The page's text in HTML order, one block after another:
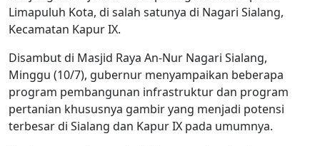
Limapuluh Kota, di salah satunya di Nagari Sialang,
Kecamatan Kapur IX.
Disambut di Masjid Raya An-Nur Nagari Sialang,
Minggu (10/7), gubernur menyampaikan beberapa
program pembangunan infrastruktur dan program
pertanian khususnya gambir yang menjadi potensi
terbesar di Sialang dan Kapur IX pada umumnya.